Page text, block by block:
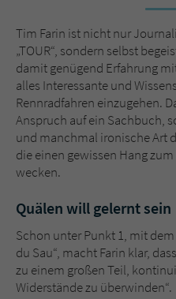
Tim Farin ist nicht nur
„TOUR“, sondern selbst
damit genügend Erfahrung
alles Interessante und
Rennradfahren einzugehen.
Anspruch auf ein Sachbuch,
und manchmal ironische Art
die einen gewissen Hang
wecken.
Quälen will gelernt sein
Schon unter Punkt 1, mit
du Sau“, macht Farin klar,
zu einem großen Teil,
Widerstände zu überwinden“.